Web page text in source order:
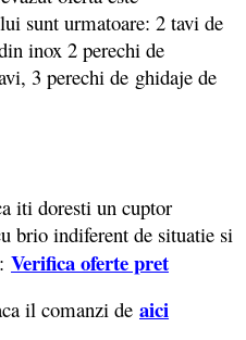
sunt urmatoare: 2 tavi de
inox 2 perechi de
3 perechi de ghidaje de
iti doresti un cuptor
brio indiferent de situatie si
: Verifica oferte pret
il comanzi de aici